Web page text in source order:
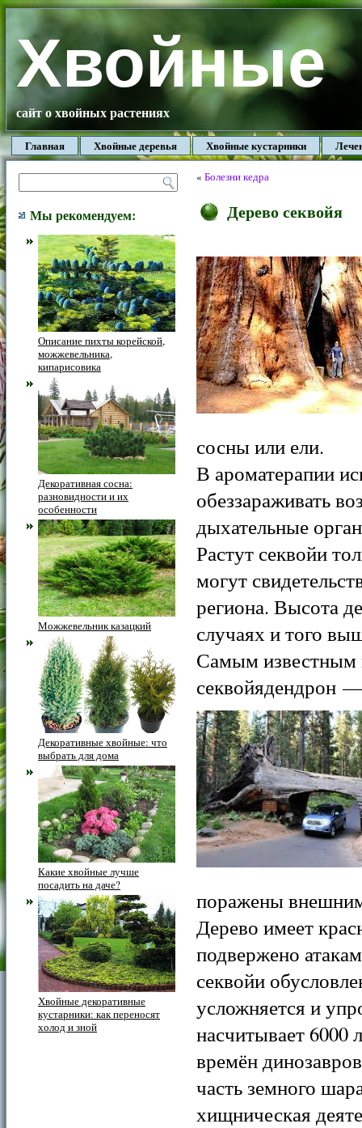
Хвойные
сайт о хвойных растениях
Главная Хвойные деревья Хвойные кустарники
Мы рекомендуем:
Описание пихты корейской,
можжевельника,
кипарисовика
Декоративная сосна:
разновидности и их
особенности
Можжевельник казацкий
Декоративные хвойные: что
выбрать для дома
Какие хвойные лучше
посадить на даче?
Хвойные декоративные
кустарники: как переносят
холод и зной
« Болезни кедра
Дерево секвойя
сосны или ели.
В ароматерапии
обеззараживать
дыхательные
Растут секвойи
могут
региона. Высота
случаях и того
Самым известным
секвойядендрон
поражены
Дерево имеет
подвержено
секвойи
усложняется и
насчитывает 6000
времён
часть земного
хищническая